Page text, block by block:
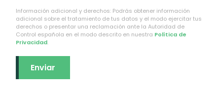
Información adicional y derechos: Podrás obtener información
adicional sobre el tratamiento de tus datos y el modo ejercitar tus
derechos o presentar una reclamación ante la Autoridad de
Control española en el modo descrito en nuestra Política de
Privacidad.